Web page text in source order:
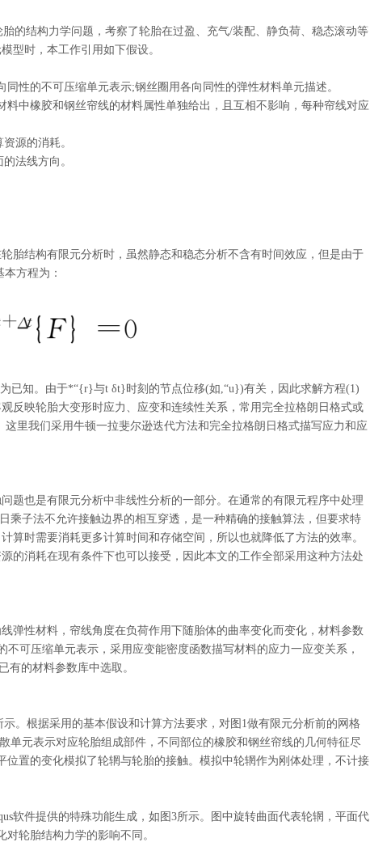
的结构力学问题，考察了轮胎在过盈、充气/装配、静负荷、稳态滚动等
型时，本工作引用如下假设。
性的不可压缩单元表示;钢丝圈用各向同性的弹性材料单元描述。
中橡胶和钢丝帘线的材料属性单独给出，且互相不影响，每种帘线对应
资源的消耗。
法线方向。
胎结构有限元分析时，虽然静态和稳态分析不含有时间效应，但是由于
本方程为 ：
知。由于*“{r}与t δt}时刻的节点位移(如,“u})有关，因此求解方程(1)
反映轮胎大变形时应力、应变和连续性关系，常用完全拉格朗日格式或
里我们采用牛顿一拉斐尔逊迭代方法和完全拉格朗日格式描写应力和应
题也是有限元分析中非线性分析的一部分。在通常的有限元程序中处理
乘子法不允许接触边界的相互穿透，是一种精确的接触算法，但要求特
时需要消耗更多计算时间和存储空间，所以也就降低了方法的效率。
的消耗在现有条件下也可以接受，因此本文的工作全部采用这种方法处
弹性材料，帘线角度在负荷作用下随胎体的曲率变化而变化，材料参数
可压缩单元表示，采用应变能密度函数描写材料的应力一应变关系，
有的材料参数库中选取。
。根据采用的基本假设和计算方法要求，对图1做有限元分析前的网格
单元表示对应轮胎组成部件，不同部位的橡胶和钢丝帘线的几何特征尽
置的变化模拟了轮辋与轮胎的接触。模拟中轮辋作为刚体处理，不计接
软件提供的特殊功能生成，如图3所示。图中旋转曲面代表轮辋，平面代
轮胎结构力学的影响不同。